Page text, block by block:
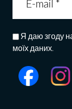
Я даю згоду
моїх даних.